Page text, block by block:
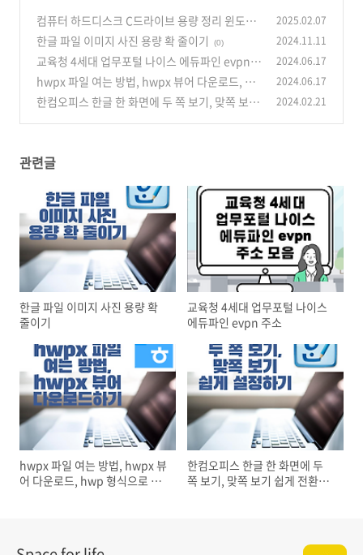
컴퓨터 하드디스크 C드라이브 용량 정리 윈도우
용량 확보 늘리기 방법
(0)
2025.02.07
한글 파일 이미지 사진 용량 확 줄이기 (0) 2024.11.11
교육청 4세대 업무포털 나이스 에듀파인 evpn
주소
(0)
2024.06.17
hwpx 파일 여는 방법, hwpx 뷰어 다운로드, hw
p 형식으로 변환하기 (0)
2024.06.17
한컴오피스 한글 한 화면에 두 쪽 보기, 맞쪽 보기
2024.02.21
관련글
한글 파일 이미지 사진 용량 확
줄이기
교육청 4세대 업무포털 나이스
에듀파인 evpn 주소
hwpx 파일 여는 방법, hwpx 뷰
어 다운로드, hwp 형식으로 변
한컴오피스 한글 한 화면에 두
쪽 보기, 맞쪽 보기 쉽게 전환하